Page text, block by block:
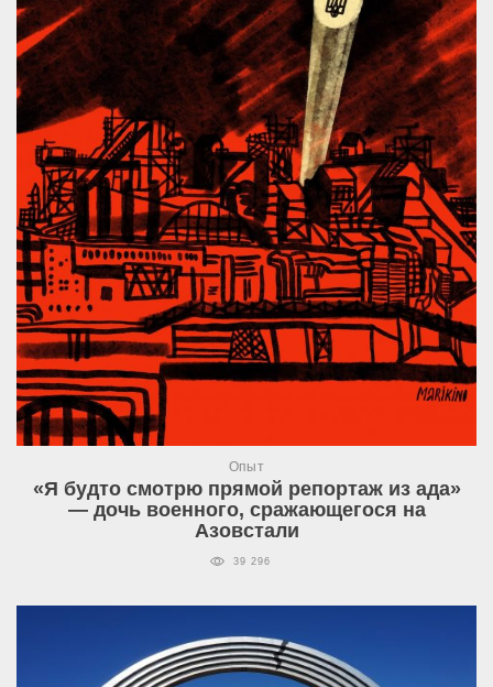
Опыт
«Я будто смотрю прямой репортаж из ада»
— дочь военного, сражающегося на
Азовстали
39 296